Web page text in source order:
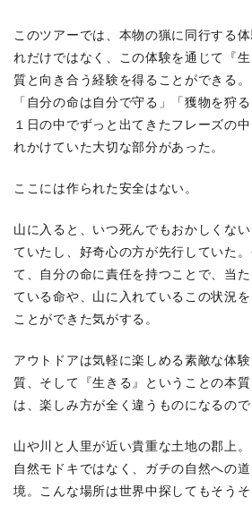
このツアーでは、本物の猟に同行する
れだけではなく、この体験を通じて『
質と向き合う経験を得ることができる。
「自分の命は自分で守る」「獲物を狩
１日の中でずっと出てきたフレーズの
れかけていた大切な部分があった。
ここには作られた安全はない。
山に入ると、いつ死んでもおかしくな
ていたし、好奇心の方が先行していた
て、自分の命に責任を持つことで、当
ている命や、山に入れているこの状況
ことができた気がする。
アウトドアは気軽に楽しめる素敵な体
質、そして『生きる』ということの本
は、楽しみ方が全く違うものになるので
山や川と人里が近い貴重な土地の郡上
自然モドキではなく、ガチの自然への
境。こんな場所は世界中探してもそうそ